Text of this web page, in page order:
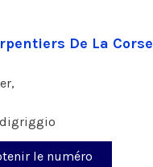
De La Corse
le numéro